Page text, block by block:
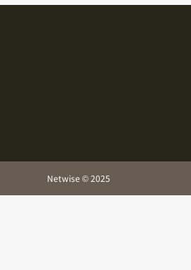
Netwise © 2025